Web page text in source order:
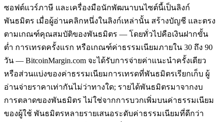
ซอฟต์แวร์ภาษี และเครื่องมือนักพัฒนาบนไซต์นี้เป็นลิงก์
พันธมิตร เมื่อผู้อ่านคลิกหนึ่งในลิงก์เหล่านั้น สร้างบัญชี และตรง
ตามเกณฑ์คุณสมบัติของพันธมิตร — โดยทั่วไปคือเงินฝากขั้น
ต่ำ การเทรดครั้งแรก หรือเกณฑ์ค่าธรรมเนียมภายใน 30 ถึง 90
วัน — BitcoinMargin.com จะได้รับการจ่ายค่าแนะนำครั้งเดียว
หรือส่วนแบ่งของค่าธรรมเนียมการเทรดที่พันธมิตรเรียกเก็บ ผู้
อ่านจ่ายราคาเท่ากันไม่ว่าทางใด; รายได้พันธมิตรมาจากงบ
การตลาดของพันธมิตร ไม่ใช่จากการบวกเพิ่มบนค่าธรรมเนียม
ของผู้ใช้ พันธมิตรหลายรายเสนอระดับค่าธรรมเนียมที่ดีกว่า